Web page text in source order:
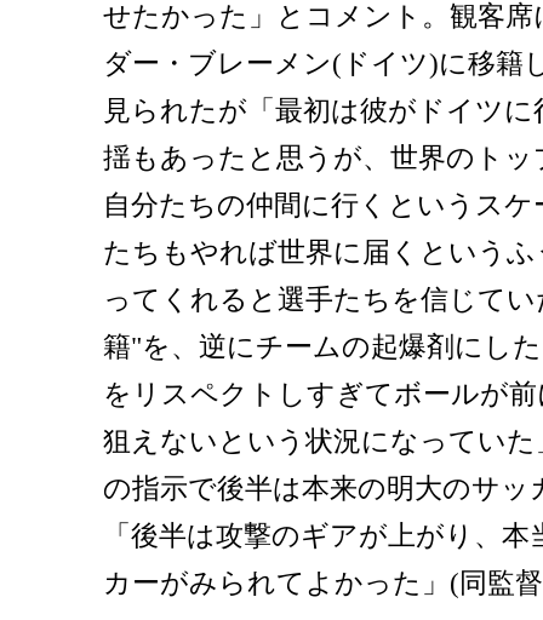
せたかった」とコメント。観客
ダー・ブレーメン(ドイツ)に移籍
見られたが「最初は彼がドイツ
揺もあったと思うが、世界のト
自分たちの仲間に行くというス
たちもやれば世界に届くという
ってくれると選手たちを信じて
籍"を、逆にチームの起爆剤にし
をリスペクトしすぎてボールが
狙えないという状況になってい
の指示で後半は本来の明大のサッ
「後半は攻撃のギアが上がり、
カーがみられてよかった」(同監